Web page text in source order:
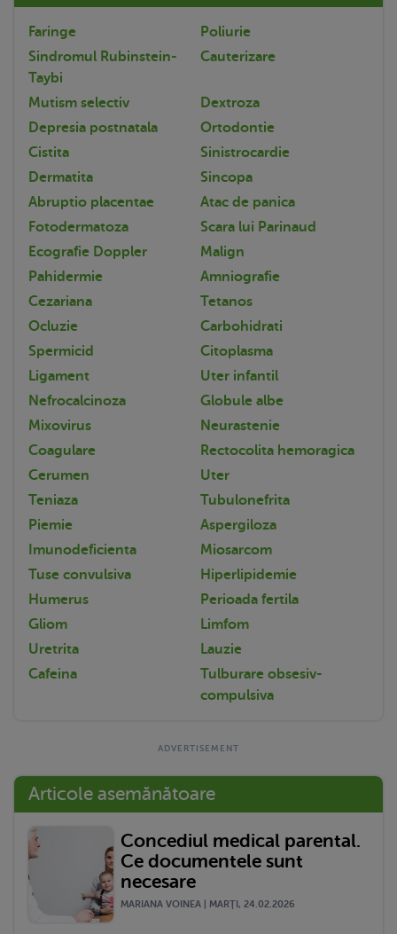
Faringe
Poliurie
Sindromul Rubinstein-
Taybi
Cauterizare
Mutism selectiv
Dextroza
Depresia postnatala
Ortodontie
Cistita
Sinistrocardie
Dermatita
Sincopa
Abruptio placentae
Atac de panica
Fotodermatoza
Scara lui Parinaud
Ecografie Doppler
Malign
Pahidermie
Amniografie
Cezariana
Tetanos
Ocluzie
Carbohidrati
Spermicid
Citoplasma
Ligament
Uter infantil
Nefrocalcinoza
Globule albe
Mixovirus
Neurastenie
Coagulare
Rectocolita hemoragica
Cerumen
Uter
Teniaza
Tubulonefrita
Piemie
Aspergiloza
Imunodeficienta
Miosarcom
Tuse convulsiva
Hiperlipidemie
Humerus
Perioada fertila
Gliom
Limfom
Uretrita
Lauzie
Cafeina
Tulburare obsesiv-
compulsiva
Articole asemănătoare
Concediul medical parental.
Ce documentele sunt
necesare
MARIANA VOINEA | MARŢI, 24.02.2026